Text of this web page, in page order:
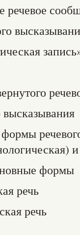
речевое
высказывания
формы
речь
речь